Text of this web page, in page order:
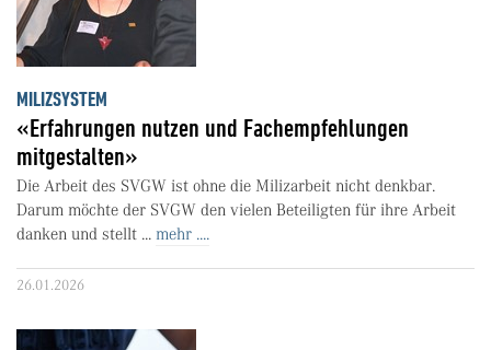
MILIZSYSTEM
«Erfahrungen nutzen und Fachempfehlungen
mitgestalten»
Die Arbeit des SVGW ist ohne die Milizarbeit nicht denkbar.
Darum möchte der SVGW den vielen Beteiligten für ihre Arbeit
danken und stellt ... mehr ....
26.01.2026